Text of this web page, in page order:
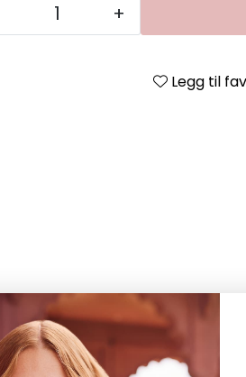
+
Legg til
Spesifikasjoner